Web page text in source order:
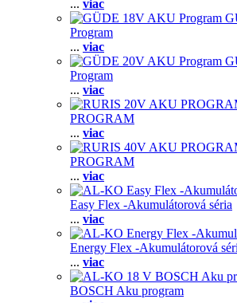
... viac
Program
... viac
Program
... viac
PROGRAM
... viac
PROGRAM
... viac
Easy Flex -Akumulátorová séria
... viac
Energy Flex -Akumulátorová
... viac
BOSCH Aku program